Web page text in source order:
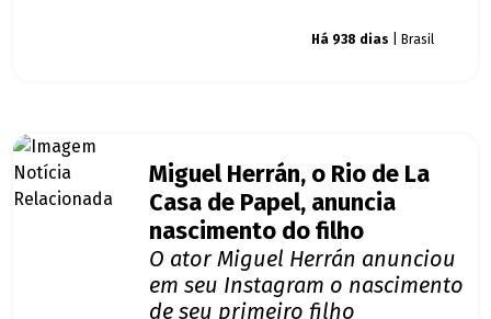
Há 938 dias | Brasil
Miguel Herrán, o Rio de La
Casa de Papel, anuncia
nascimento do filho
O ator Miguel Herrán anunciou
em seu Instagram o nascimento
de seu primeiro filho